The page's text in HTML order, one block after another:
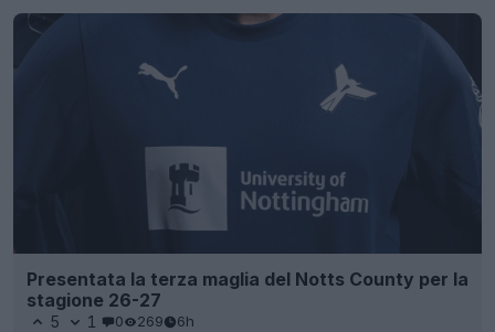
Presentata la terza maglia del Notts County per la
stagione 26-27
5 1 0 269 6h